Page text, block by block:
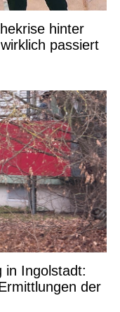
hinter
passiert
in Ingolstadt:
der